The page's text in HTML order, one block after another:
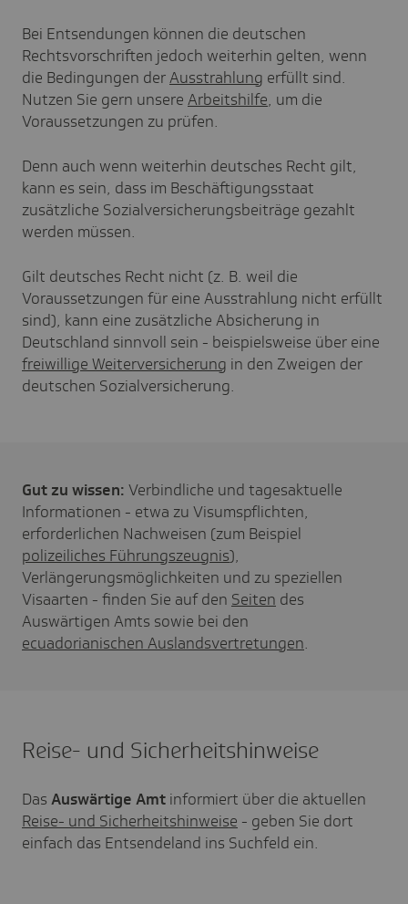
Bei Entsendungen können die deutschen
Rechtsvorschriften jedoch weiterhin gelten, wenn
die Bedingungen derAusstrahlung erfüllt sind.
Nutzen Sie gern unsere Arbeitshilfe, um die
Voraussetzungen zu prüfen.
Denn auch wenn weiterhin deutsches Recht gilt,
kann es sein, dass im Beschäftigungsstaat
zusätzliche Sozialversicherungsbeiträge gezahlt
werden müssen.
Gilt deutsches Recht nicht (z. B. weil die
Voraussetzungen für eine Ausstrahlung nicht erfüllt
sind), kann eine zusätzliche Absicherung in
Deutschland sinnvoll sein - beispielsweise über eine
freiwillige Weiterversicherung in den Zweigen der
deutschen Sozialversicherung.
Gut zu wissen: Verbindliche und tagesaktuelle
Informationen - etwa zu Visumspflichten,
erforderlichen Nachweisen (zum Beispiel
polizeiliches Führungszeugnis),
Verlängerungsmöglichkeiten und zu speziellen
Visaarten - finden Sie auf den Seiten des
Auswärtigen Amts sowie bei den
ecuadorianischen Auslandsvertretungen.
Reise- und Sicherheitshinweise
Das Auswärtige Amt informiert über die aktuellen
Reise- und Sicherheitshinweise - geben Sie dort
einfach das Entsendeland ins Suchfeld ein.